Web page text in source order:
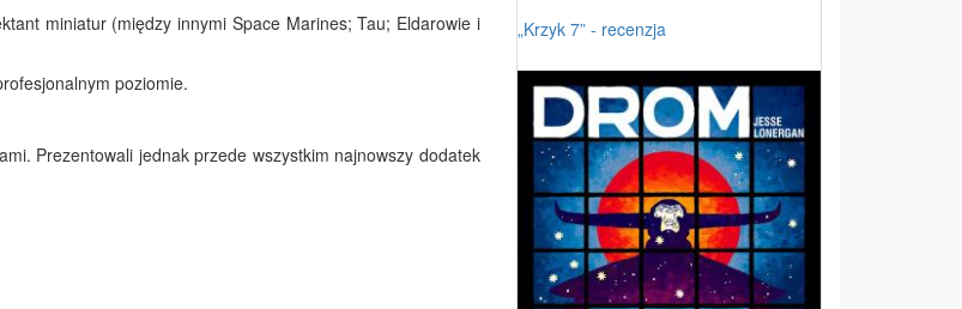
miniatur (między innymi Space Marines; Tau; Eldarowie i
poziomie.
Prezentowali jednak przede wszystkim najnowszy dodatek
„Krzyk 7” - recenzja